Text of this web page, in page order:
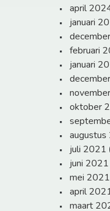
april
januari
februari
januari
oktober
juli 2021
juni 2021
mei 2021
april
maart